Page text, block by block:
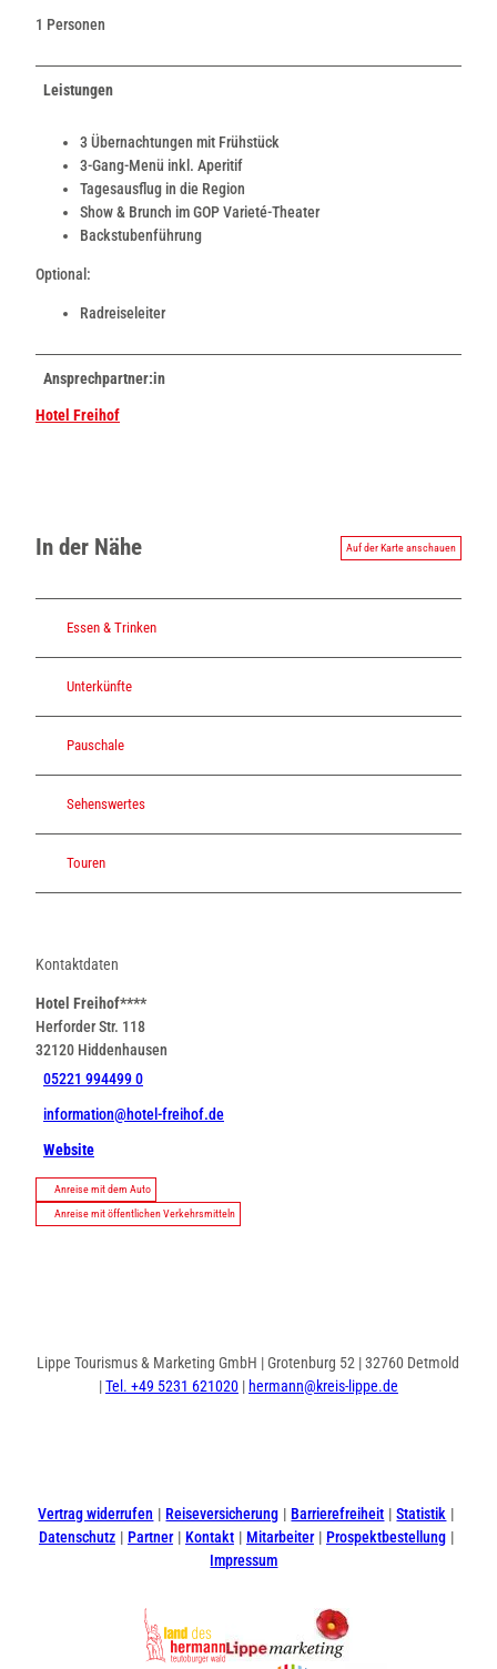
1 Personen
Leistungen
3 Übernachtungen mit Frühstück
3-Gang-Menü inkl. Aperitif
Tagesausflug in die Region
Show & Brunch im GOP Varieté-Theater
Backstubenführung
Optional:
Radreiseleiter
Ansprechpartner:in
Hotel Freihof
In der Nähe Auf der Karte anschauen
Essen & Trinken
Unterkünfte
Pauschale
Sehenswertes
Touren
Kontaktdaten
Hotel Freihof****
Herforder Str. 118
32120 Hiddenhausen
05221 994499 0
information@hotel-freihof.de
Website
Anreise mit dem Auto
Anreise mit öffentlichen Verkehrsmitteln
Lippe Tourismus & Marketing GmbH | Grotenburg 52 | 32760 Detmold
|Tel. +49 5231 621020|hermann@kreis-lippe.de
t
a
g
e
b
o
Vertrag widerrufen Reiseversicherung Barrierefreiheit
Statistik
Datenschutz
Partner Kontakt Mitarbeiter
Prospektbestellung
Impressum